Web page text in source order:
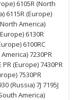
6105R (North
6115R (Europe)
America)
6130R
6100RC
7230PR
(Europe) 7430PR
7530PR
(Russia) 7J 7195J
America)